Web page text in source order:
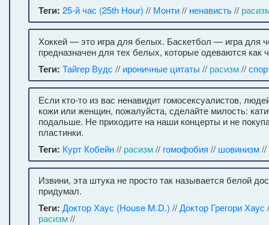
Теги: 25-й час (25th Hour) // Монти// ненависть//
Хоккей — это игра для белых. Баскетбол — игра для
предназначен для тех белых, которые одеваются как
Теги: Тайгер Вудс // ироничные цитаты // расизм//
Если кто-то из вас ненавидит гомосексуалистов,
кожи или женщин, пожалуйста, сделайте милость:
подальше. Не приходите на наши концерты и не
пластинки.
Теги: Курт Кобейн// расизм// гомофобия // шовинизм//
Извини, эта штука не просто так называется белой
придумал.
Теги: Доктор Хаус (House M.D.) //Доктор Грегори Хаус
расизм//